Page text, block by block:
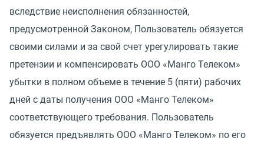
вследствие неисполнения обязанностей,
предусмотренной Законом, Пользователь обязуется
своими силами и за свой счет урегулировать такие
претензии и компенсировать ООО «Манго Телеком»
убытки в полном объеме в течение 5 (пяти) рабочих
дней с даты получения ООО «Манго Телеком»
соответствующего требования. Пользователь
обязуется предъявлять ООО «Манго Телеком» по его